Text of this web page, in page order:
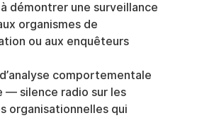
démontrer une surveillance
organismes de
ou aux enquêteurs
comportementale
— silence radio sur les
organisationnelles qui